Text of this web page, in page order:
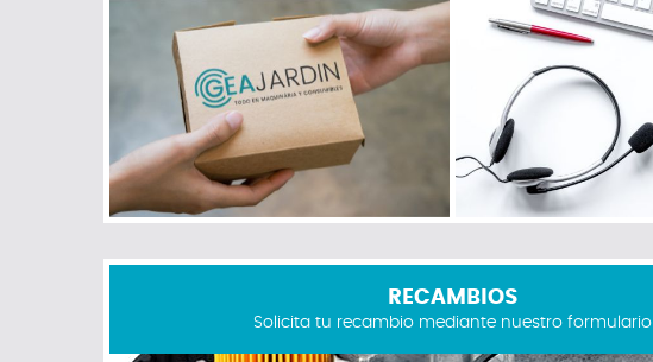
RECAMBIOS
Solicita tu recambio mediante nuestro formulario